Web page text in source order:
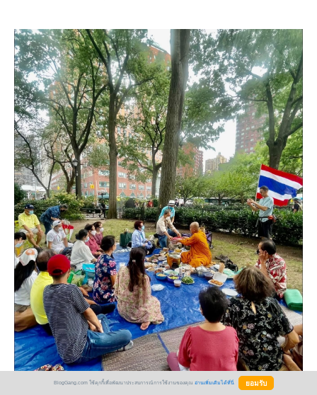
BlogGang.com ใช้คุกกี้เพื่อพัฒนาประสบการณ์การใช้งานของคุณ อ่านเพิ่มเติมได้ที่นี่